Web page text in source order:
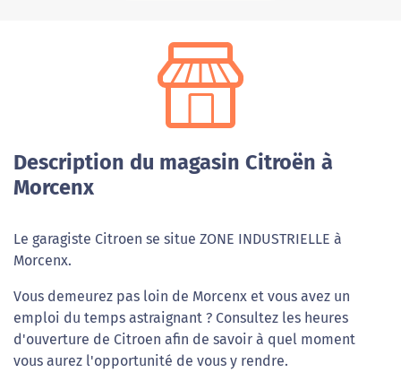
Description du magasin Citroën à
Morcenx
Le garagiste Citroen se situe ZONE INDUSTRIELLE à
Morcenx.
Vous demeurez pas loin de Morcenx et vous avez un
emploi du temps astraignant ? Consultez les heures
d'ouverture de Citroen afin de savoir à quel moment
vous aurez l'opportunité de vous y rendre.